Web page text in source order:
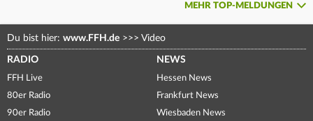
MEHR TOP-MELDUNGEN
Du bist hier: www.FFH.de >>> Video
RADIO
FFH Live
80er Radio
90er Radio
NEWS
Hessen News
Frankfurt News
Wiesbaden News